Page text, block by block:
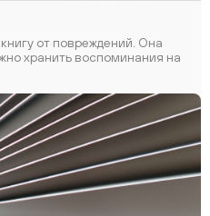
от повреждений. Она
хранить воспоминания на